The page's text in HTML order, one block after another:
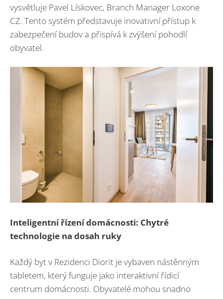
vysvětluje Pavel Lískovec, Branch Manager Loxone
CZ. Tento systém představuje inovativní přístup k
zabezpečení budov a přispívá k zvýšení pohodlí
obyvatel.
Inteligentní řízení domácnosti: Chytré
technologie na dosah ruky
Každý byt v Rezidenci Diorit je vybaven nástěnným
tabletem, který funguje jako interaktivní řídicí
centrum domácnosti. Obyvatelé mohou snadno